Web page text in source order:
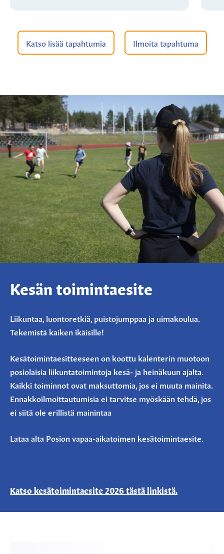
Katso lisää tapahtumia Ilmoita tapahtuma
Kesän toimintaesite
Liikuntaa, luontoretkiä, puistojumppaa ja uimakoulua.
Tekemistä kaiken ikäisille!
Kesätoimintaesitteeseen on koottu kalenterin muotoon
posiolaisia liikuntatoimintoja kesä- ja heinäkuun ajalta.
Kaikki toiminnot ovat maksuttomia, jos ei muuta mainita.
Ennakkoilmoittautumisia ei tarvitse myöskään tehdä, jos
ei siitä ole erillistä mainintaa
Lataa alta Posion vapaa-aikatoimen kesätoimintaesite.
Katso kesätoimintaesite 2026 tästä linkistä.